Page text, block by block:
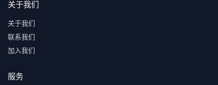
关于我们
关于我们
联系我们
加入我们
服务